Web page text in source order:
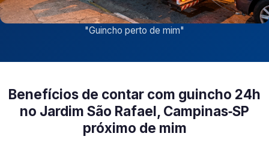
"Guincho perto de mim"
Benefícios de contar com guincho 24h
no Jardim São Rafael, Campinas‑SP
próximo de mim